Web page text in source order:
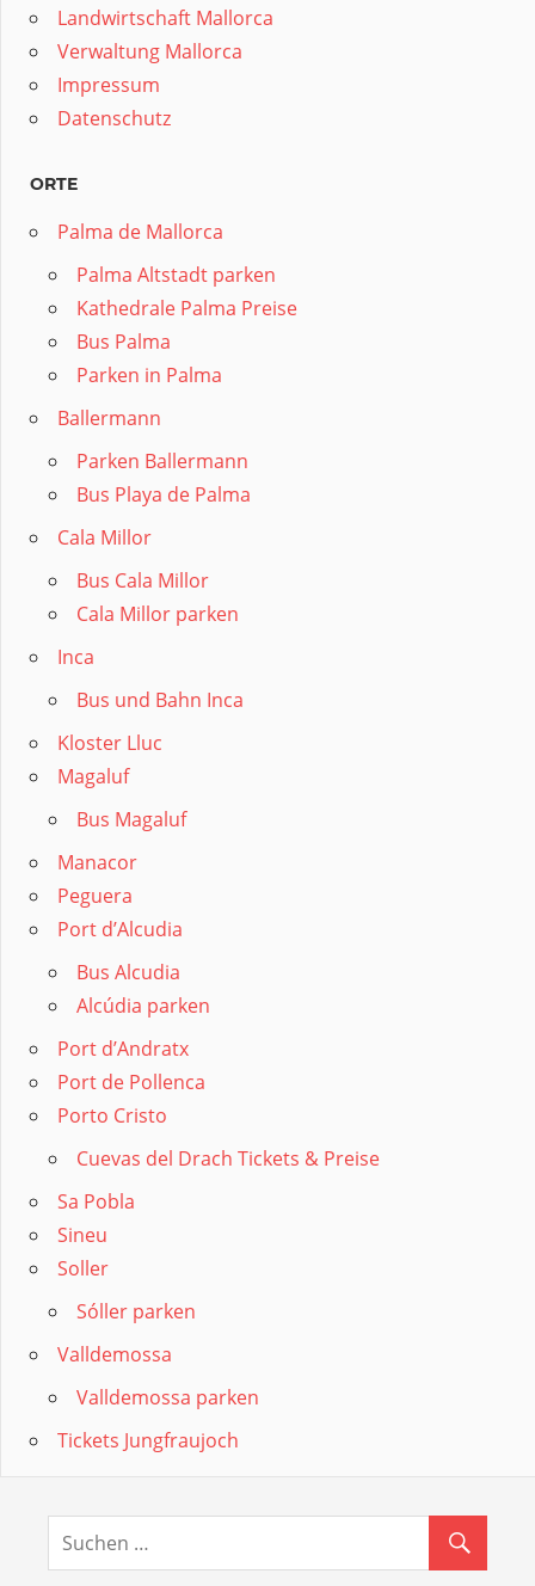
Landwirtschaft Mallorca
Verwaltung Mallorca
Impressum
Datenschutz
ORTE
Palma de Mallorca
Palma Altstadt parken
Kathedrale Palma Preise
Bus Palma
Parken in Palma
Ballermann
Parken Ballermann
Bus Playa de Palma
Cala Millor
Bus Cala Millor
Cala Millor parken
Inca
Bus und Bahn Inca
Kloster Lluc
Magaluf
Bus Magaluf
Manacor
Peguera
Port d’Alcudia
Bus Alcudia
Alcúdia parken
Port d’Andratx
Port de Pollenca
Porto Cristo
Cuevas del Drach Tickets & Preise
Sa Pobla
Sineu
Soller
Sóller parken
Valldemossa
Valldemossa parken
Tickets Jungfraujoch